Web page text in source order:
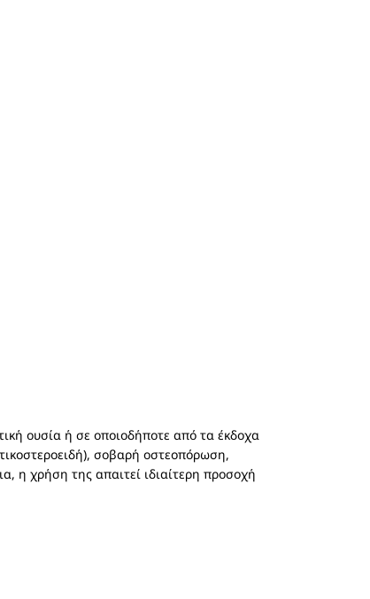
ουσία ή σε οποιοδήποτε από τα έκδοχα
σοβαρή οστεοπόρωση,
η χρήση της απαιτεί ιδιαίτερη προσοχή